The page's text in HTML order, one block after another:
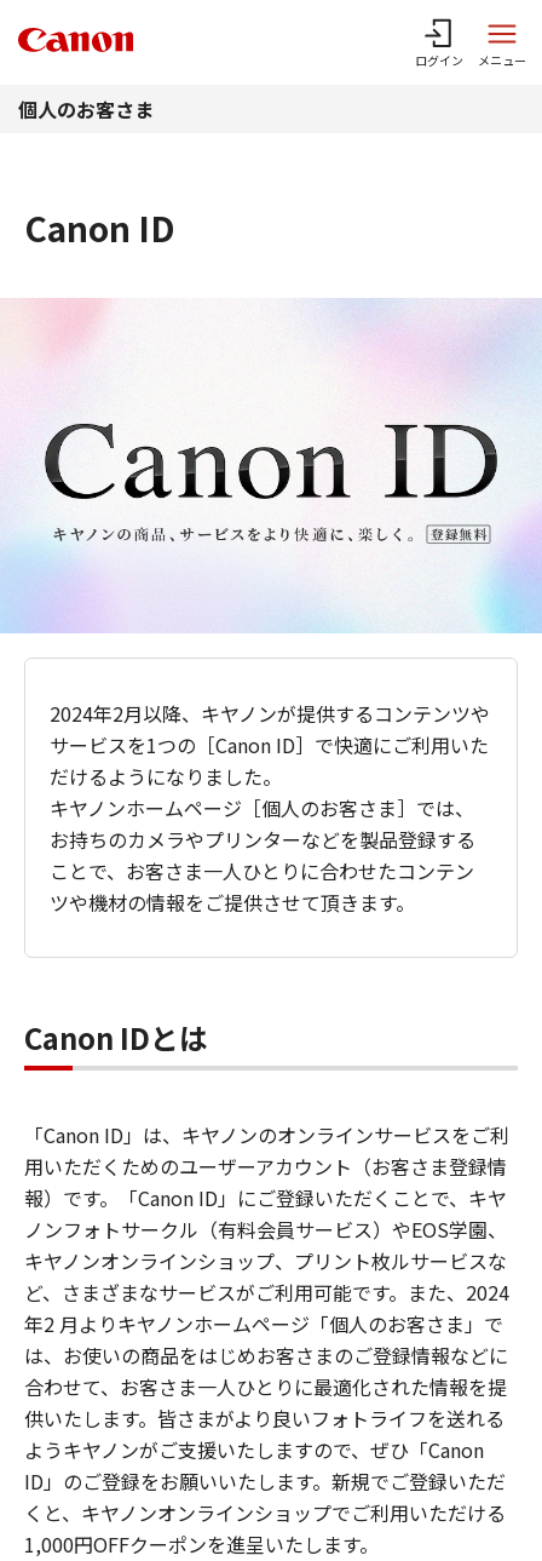
ログイン メニュー
個人のお客さま
Canon ID
2024年2月以降、キヤノンが提供するコンテンツや
サービスを1つの［Canon ID］で快適にご利用いた
だけるようになりました。
キヤノンホームページ［個人のお客さま］では、
お持ちのカメラやプリンターなどを製品登録する
ことで、お客さま一人ひとりに合わせたコンテン
ツや機材の情報をご提供させて頂きます。
Canon IDとは
「Canon ID」は、キヤノンのオンラインサービスをご利
用いただくためのユーザーアカウント（お客さま登録情
報）です。「Canon ID」にご登録いただくことで、キヤ
ノンフォトサークル（有料会員サービス）やEOS学園、
キヤノンオンラインショップ、プリント枚ルサービスな
ど、さまざまなサービスがご利用可能です。また、2024
年2 月よりキヤノンホームページ「個人のお客さま」で
は、お使いの商品をはじめお客さまのご登録情報などに
合わせて、お客さま一人ひとりに最適化された情報を提
供いたします。皆さまがより良いフォトライフを送れる
ようキヤノンがご支援いたしますので、ぜひ「Canon
ID」のご登録をお願いいたします。新規でご登録いただ
くと、キヤノンオンラインショップでご利用いただける
1,000円OFFクーポンを進呈いたします。